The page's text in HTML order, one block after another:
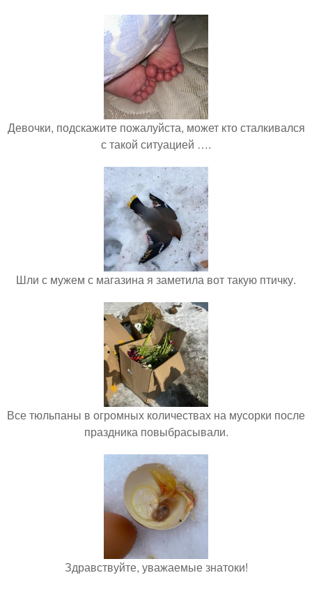
Девочки, подскажите пожалуйста, может кто сталкивался
с такой ситуацией ….
Шли с мужем с магазина я заметила вот такую птичку.
Все тюльпаны в огромных количествах на мусорки после
праздника повыбрасывали.
Здравствуйте, уважаемые знатоки!